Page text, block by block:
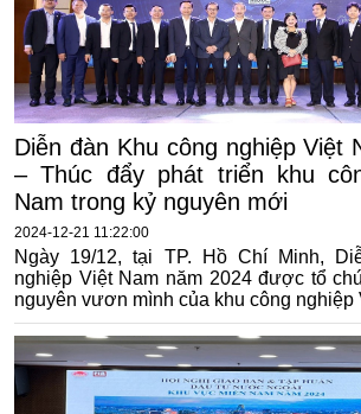
Diễn đàn Khu công nghiệp Việt
– Thúc đẩy phát triển khu
Nam trong kỷ nguyên mới
2024-12-21 11:22:00
Ngày 19/12, tại TP. Hồ Chí Minh,
nghiệp Việt Nam năm 2024 được tổ
nguyên vươn mình của khu công nghiệp